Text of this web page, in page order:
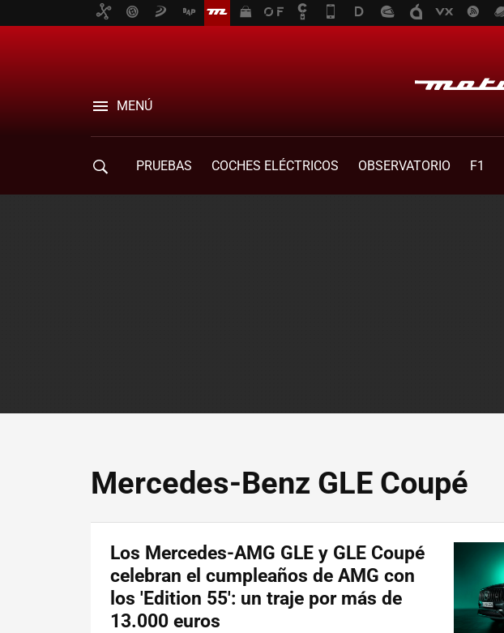
MENÚ
PRUEBAS COCHES ELÉCTRICOS OBSERVATORIO F1
Mercedes-Benz GLE Coupé
Los Mercedes-AMG GLE y GLE Coupé
celebran el cumpleaños de AMG con
los 'Edition 55': un traje por más de
13.000 euros